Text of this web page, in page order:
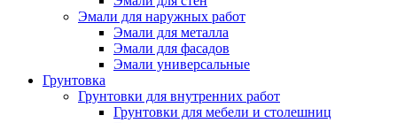
Эмали для наружных работ
Эмали для металла
Эмали для фасадов
Эмали универсальные
Грунтовка
Грунтовки для внутренних работ
Грунтовки для мебели и столешниц